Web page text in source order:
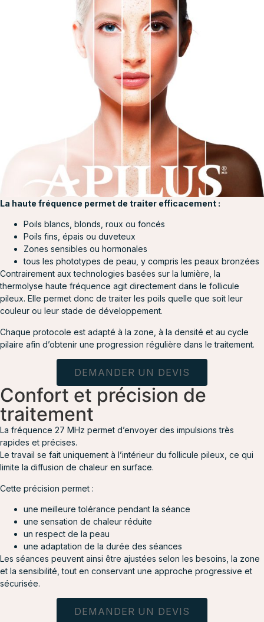
La haute fréquence permet de traiter efficacement :
Poils blancs, blonds, roux ou foncés
Poils fins, épais ou duveteux
Zones sensibles ou hormonales
tous les phototypes de peau, y compris les peaux bronzées
Contrairement aux technologies basées sur la lumière, la
thermolyse haute fréquence agit directement dans le follicule
pileux. Elle permet donc de traiter les poils quelle que soit leur
couleur ou leur stade de développement.
Chaque protocole est adapté à la zone, à la densité et au cycle
pilaire afin d’obtenir une progression régulière dans le traitement.
DEMANDER UN DEVIS
Confort et précision de
traitement
La fréquence 27 MHz permet d’envoyer des impulsions très
rapides et précises.
Le travail se fait uniquement à l’intérieur du follicule pileux, ce qui
limite la diffusion de chaleur en surface.
Cette précision permet :
une meilleure tolérance pendant la séance
une sensation de chaleur réduite
un respect de la peau
une adaptation de la durée des séances
Les séances peuvent ainsi être ajustées selon les besoins, la zone
et la sensibilité, tout en conservant une approche progressive et
sécurisée.
DEMANDER UN DEVIS